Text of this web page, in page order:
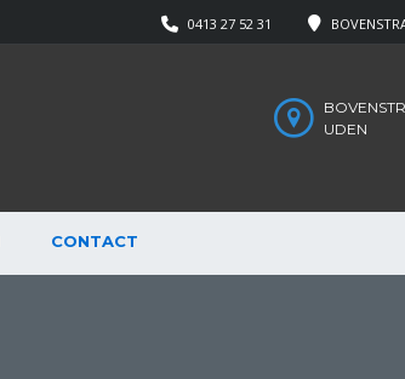
0413 27 52 31
UDEN
CONTACT